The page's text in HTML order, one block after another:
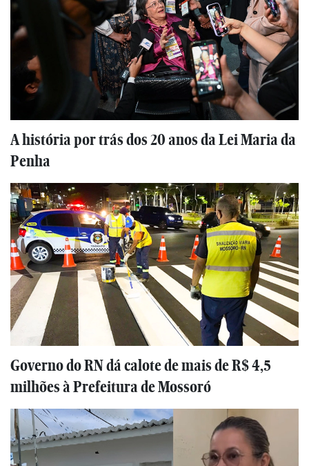
A história por trás dos 20 anos da Lei Maria da
Penha
Governo do RN dá calote de mais de R$ 4,5
milhões à Prefeitura de Mossoró